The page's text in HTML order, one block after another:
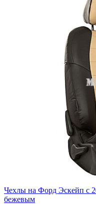
Чехлы на Форд Эскейп с
бежевым